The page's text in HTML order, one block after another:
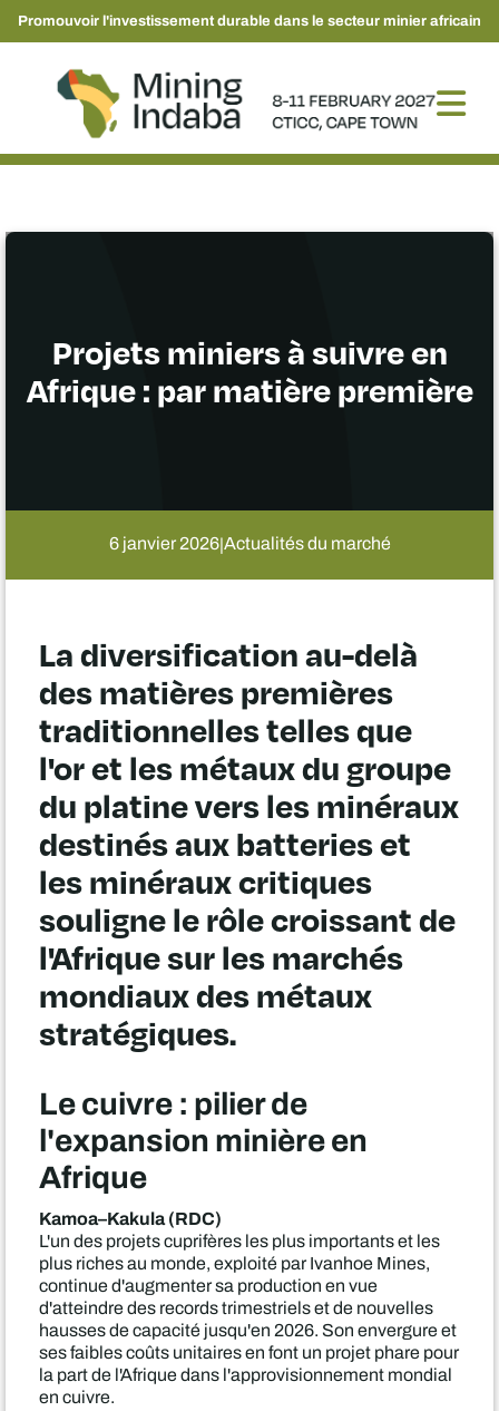
Promouvoir l'investissement durable dans le secteur minier africain
Projets miniers à suivre en
Afrique : par matière première
6 janvier 2026|Actualités du marché
La diversification au-delà
des matières premières
traditionnelles telles que
l'or et les métaux du groupe
du platine vers les minéraux
destinés aux batteries et
les minéraux critiques
souligne le rôle croissant de
l'Afrique sur les marchés
mondiaux des métaux
stratégiques.
Le cuivre : pilier de
l'expansion minière en
Afrique
Kamoa–Kakula (RDC)
L'un des projets cuprifères les plus importants et les
plus riches au monde, exploité par Ivanhoe Mines,
continue d'augmenter sa production en vue
d'atteindre des records trimestriels et de nouvelles
hausses de capacité jusqu'en 2026. Son envergure et
ses faibles coûts unitaires en font un projet phare pour
la part de l'Afrique dans l'approvisionnement mondial
en cuivre.